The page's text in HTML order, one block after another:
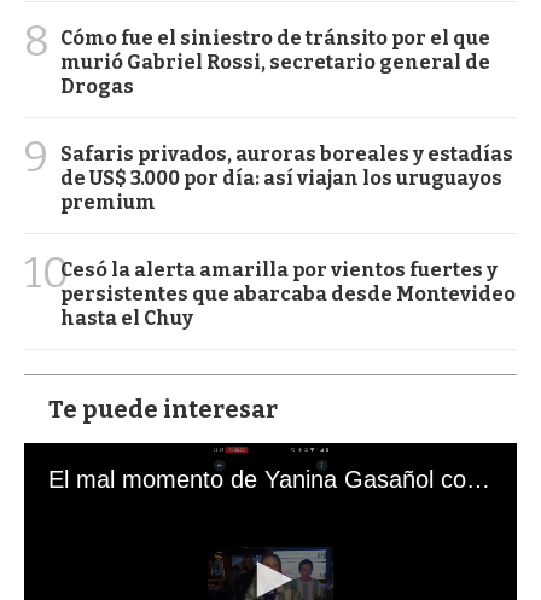
8
Cómo fue el siniestro de tránsito por el que
murió Gabriel Rossi, secretario general de
Drogas
9
Safaris privados, auroras boreales y estadías
de US$ 3.000 por día: así viajan los uruguayos
premium
10Cesó la alerta amarilla por vientos fuertes y
persistentes que abarcaba desde Montevideo
hasta el Chuy
Te puede interesar
El mal momento de Yanina Gasañol con un hincha argentino en "Subrayado"